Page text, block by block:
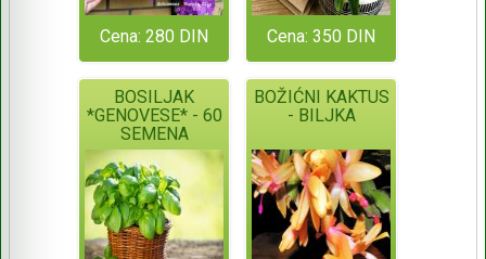
Cena: 280 DIN Cena: 350 DIN
BOSILJAK
*GENOVESE* - 60
SEMENA
BOŽIĆNI KAKTUS
- BILJKA